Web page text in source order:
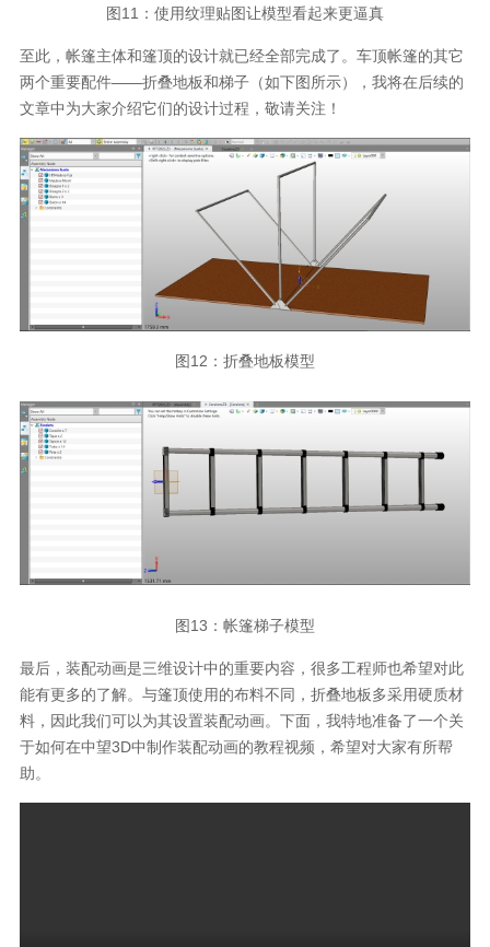
图11 ：使用纹理贴图让模型看起来更逼真
至此，帐篷主体和篷顶的设计就已经全部完成了。车顶帐篷的其它
两个重要配件——折叠地板和梯子（如下图所示），我将在后续的
文章中为大家介绍它们的设计过程，敬请关注！
图12 ：折叠地板模型
图13 ：帐篷梯子模型
最后，装配动画是三维设计中的重要内容，很多工程师也希望对此
能有更多的了解。与篷顶使用的布料不同，折叠地板多采用硬质材
料，因此我们可以为其设置装配动画。下面，我特地准备了一个关
于如何在中望3D中制作装配动画的教程视频，希望对大家有所帮
助。